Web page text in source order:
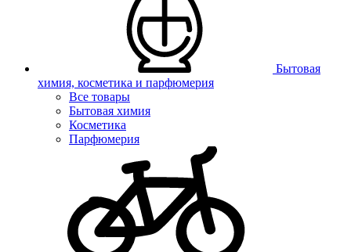
Бытовая
химия, косметика и парфюмерия
Все товары
Бытовая химия
Косметика
Парфюмерия